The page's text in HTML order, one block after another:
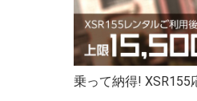
乗って納得! XSR155